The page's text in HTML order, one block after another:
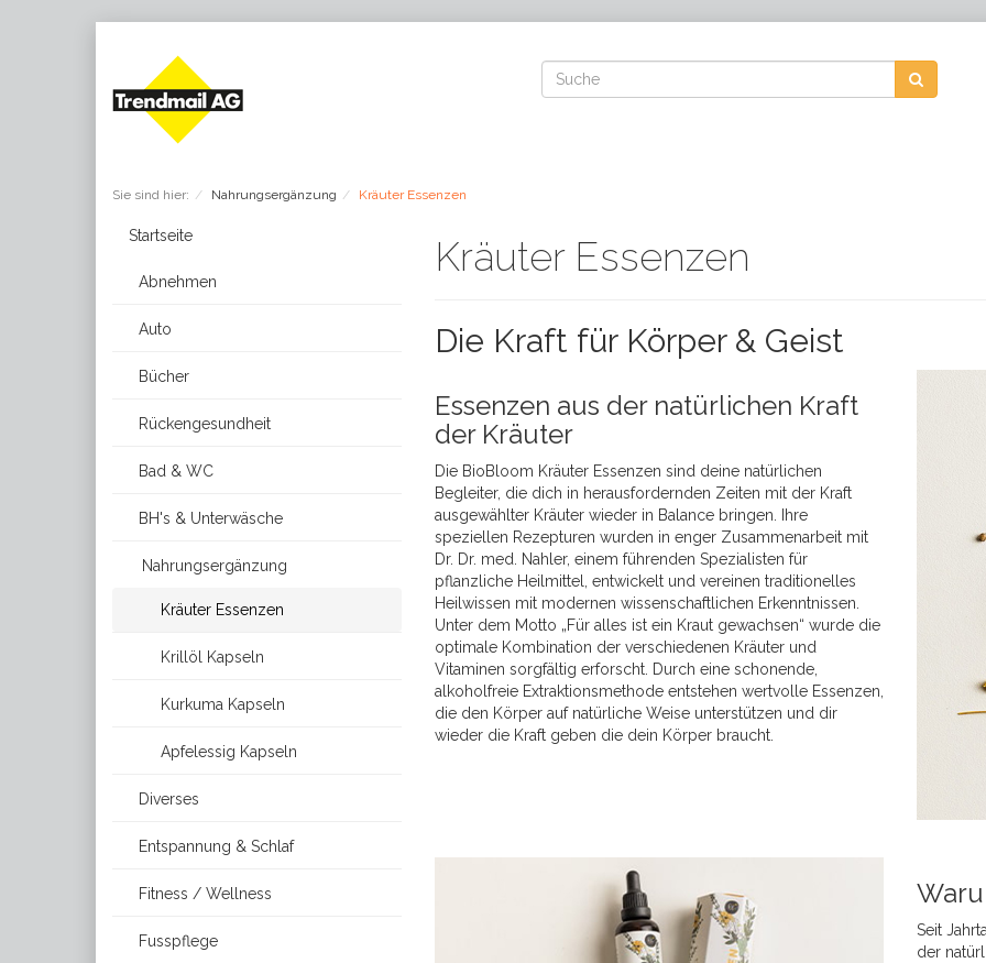
Sie sind hier: Nahrungsergänzung Kräuter Essenzen
Startseite
Abnehmen
Auto
Bücher
Rückengesundheit
Bad & WC
BH's & Unterwäsche
Nahrungsergänzung
Kräuter Essenzen
Krillöl Kapseln
Kurkuma Kapseln
Apfelessig Kapseln
Diverses
Entspannung & Schlaf
Fitness / Wellness
Fusspflege
Kräuter Essenzen
Die Kraft für Körper & Geist
Essenzen aus der natürlichen Kraft
der Kräuter
Die BioBloom Kräuter Essenzen sind deine natürlichen
Begleiter, die dich in herausfordernden Zeiten mit der Kraft
ausgewählter Kräuter wieder in Balance bringen. Ihre
speziellen Rezepturen wurden in enger Zusammenarbeit mit
Dr. Dr. med. Nahler, einem führenden Spezialisten für
pflanzliche Heilmittel, entwickelt und vereinen traditionelles
Heilwissen mit modernen wissenschaftlichen Erkenntnissen.
Unter dem Motto „Für alles ist ein Kraut gewachsen“ wurde die
optimale Kombination der verschiedenen Kräuter und
Vitaminen sorgfältig erforscht. Durch eine schonende,
alkoholfreie Extraktionsmethode entstehen wertvolle Essenzen,
die den Körper auf natürliche Weise unterstützen und dir
wieder die Kraft geben die dein Körper braucht.
Seit
der